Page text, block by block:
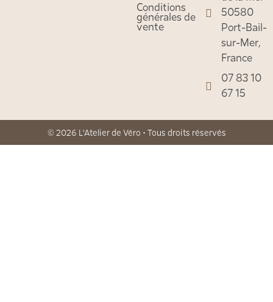
Conditions
générales de
vente
50580
Port-Bail-
sur-Mer,
France
07 83 10
67 15
© 2026 L'Atelier de Véro • Tous droits réservés